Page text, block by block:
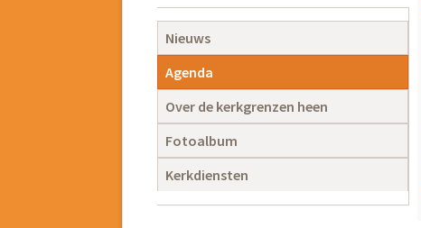
Navigatie
overslaan
Nieuws
Agenda
Over de kerkgrenzen heen
Fotoalbum
Kerkdiensten